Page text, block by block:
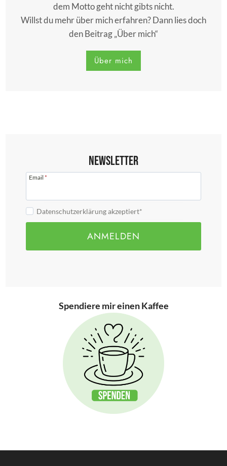
dem Motto geht nicht gibts nicht.
Willst du mehr über mich erfahren? Dann lies doch
den Beitrag „Über mich“
Über mich
Newsletter
Email *
Datenschutzerklärung akzeptiert*
ANMELDEN
Spendiere mir einen Kaffee